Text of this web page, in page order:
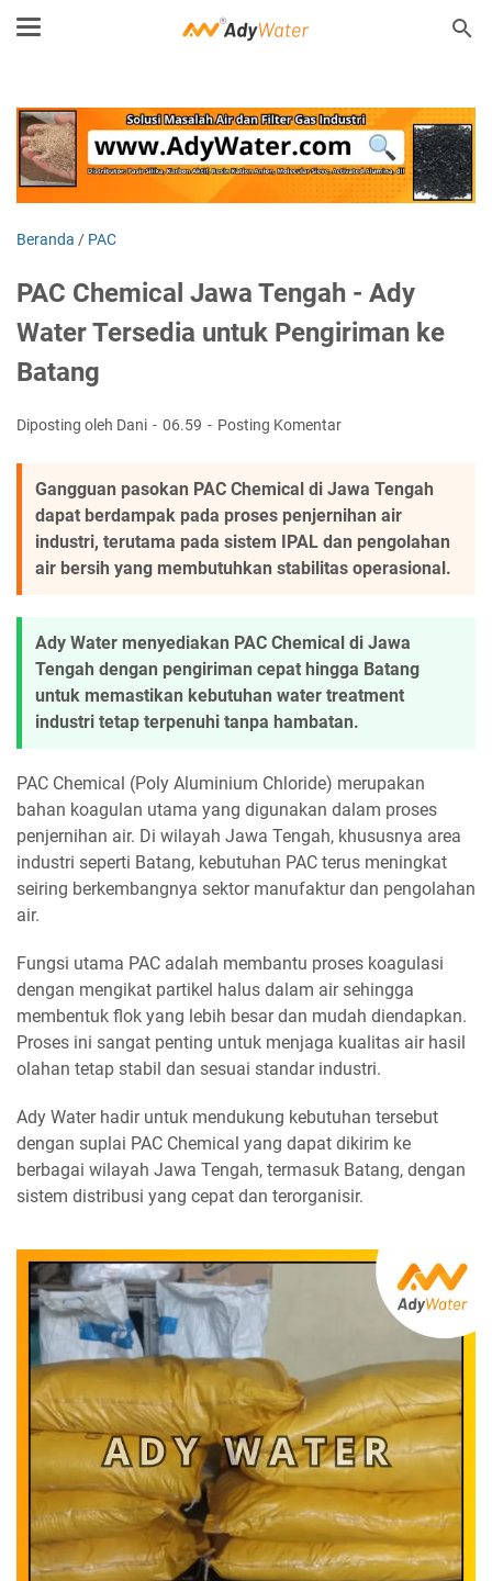
Beranda / PAC
PAC Chemical Jawa Tengah - Ady
Water Tersedia untuk Pengiriman ke
Batang
Diposting oleh Dani 06.59 Posting Komentar
Gangguan pasokan PAC Chemical di Jawa Tengah
dapat berdampak pada proses penjernihan air
industri, terutama pada sistem IPAL dan pengolahan
air bersih yang membutuhkan stabilitas operasional.
Ady Water menyediakan PAC Chemical di Jawa
Tengah dengan pengiriman cepat hingga Batang
untuk memastikan kebutuhan water treatment
industri tetap terpenuhi tanpa hambatan.
PAC Chemical (Poly Aluminium Chloride) merupakan
bahan koagulan utama yang digunakan dalam proses
penjernihan air. Di wilayah Jawa Tengah, khususnya area
industri seperti Batang, kebutuhan PAC terus meningkat
seiring berkembangnya sektor manufaktur dan pengolahan
air.
Fungsi utama PAC adalah membantu proses koagulasi
dengan mengikat partikel halus dalam air sehingga
membentuk flok yang lebih besar dan mudah diendapkan.
Proses ini sangat penting untuk menjaga kualitas air hasil
olahan tetap stabil dan sesuai standar industri.
Ady Water hadir untuk mendukung kebutuhan tersebut
dengan suplai PAC Chemical yang dapat dikirim ke
berbagai wilayah Jawa Tengah, termasuk Batang, dengan
sistem distribusi yang cepat dan terorganisir.